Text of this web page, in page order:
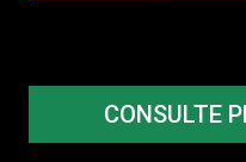
CONSULTE